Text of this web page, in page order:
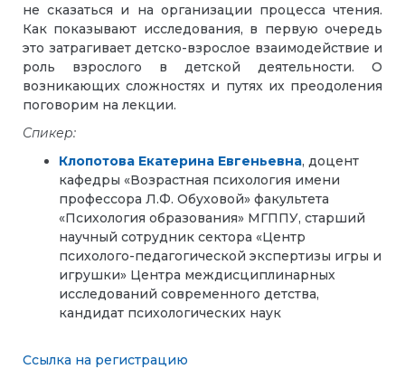
не сказаться и на организации процесса чтения.
Как показывают исследования, в первую очередь
это затрагивает детско-взрослое взаимодействие и
роль взрослого в детской деятельности. О
возникающих сложностях и путях их преодоления
поговорим на лекции.
Спикер:
Клопотова Екатерина Евгеньевна, доцент
кафедры «Возрастная психология имени
профессора Л.Ф. Обуховой» факультета
«Психология образования» МГППУ, старший
научный сотрудник сектора «Центр
психолого-педагогической экспертизы игры и
игрушки» Центра междисциплинарных
исследований современного детства,
кандидат психологических наук
Ссылка на регистрацию